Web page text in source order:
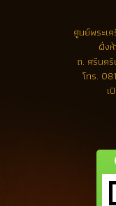
ศูนย์พระเ
ฝั่ง
ถ. ศรีนค
โทร.
เ